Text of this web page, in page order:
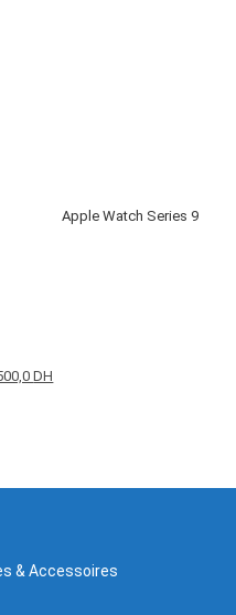
Apple Watch Series 9
DH
& Accessoires